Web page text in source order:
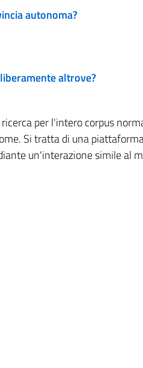
autonoma?
altrove?
per l'intero corpus
Si tratta di una
un'interazione simile al